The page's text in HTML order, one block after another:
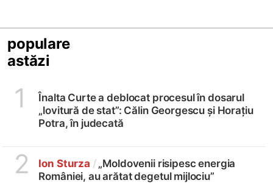
populare
astăzi
1
Înalta Curte a deblocat procesul în dosarul
„lovitură de stat”: Călin Georgescu și Horațiu
Potra, în judecată
2 Ion Sturza /„Moldovenii risipesc energia
României, au arătat degetul mijlociu”